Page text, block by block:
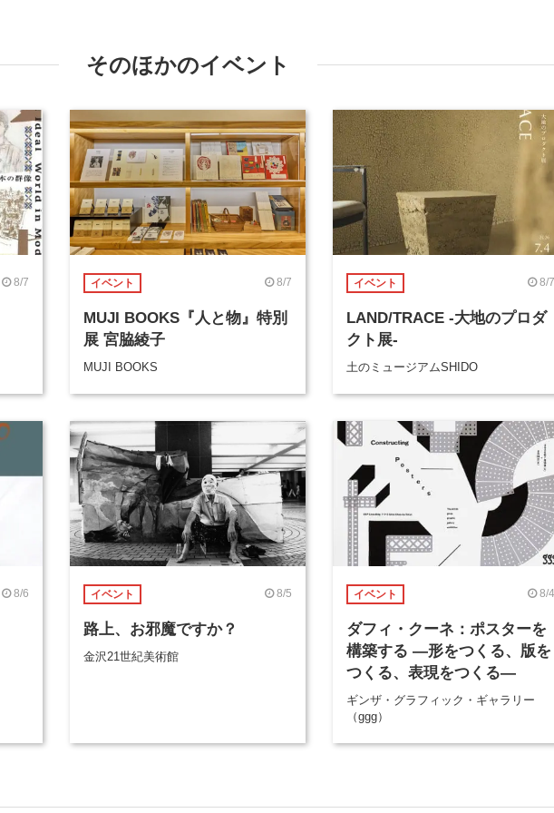
そのほかのイベント
8/7 イベント 8/7
MUJI BOOKS『人と物』特別
展 宮脇綾子
MUJI BOOKS
イベント 8/7
LAND/TRACE -大地のプロダ
クト展-
土のミュージアムSHIDO
8/6 イベント 8/5
路上、お邪魔ですか？
金沢21世紀美術館
イベント 8/4
ダフィ・クーネ：ポスターを
構築する ―形をつくる、版を
つくる、表現をつくる―
ギンザ・グラフィック・ギャラリー
（ggg）